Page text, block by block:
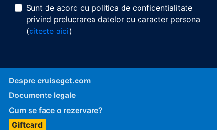
Sunt de acord cu politica de confidentialitate
privind prelucrarea datelor cu caracter personal
(citeste aici)
Despre cruiseget.com
Documente legale
Cum se face o rezervare?
Giftcard